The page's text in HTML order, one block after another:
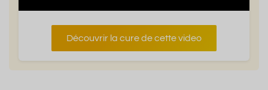
Découvrir la cure de cette video